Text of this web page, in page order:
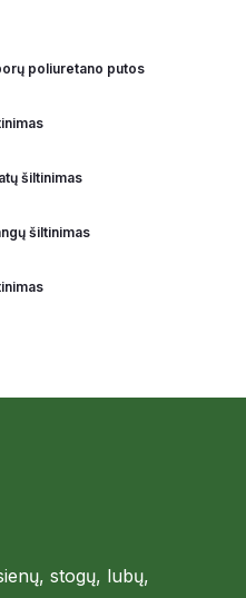
poliuretano putos
šiltinimas
šiltinimas
stogų, lubų,